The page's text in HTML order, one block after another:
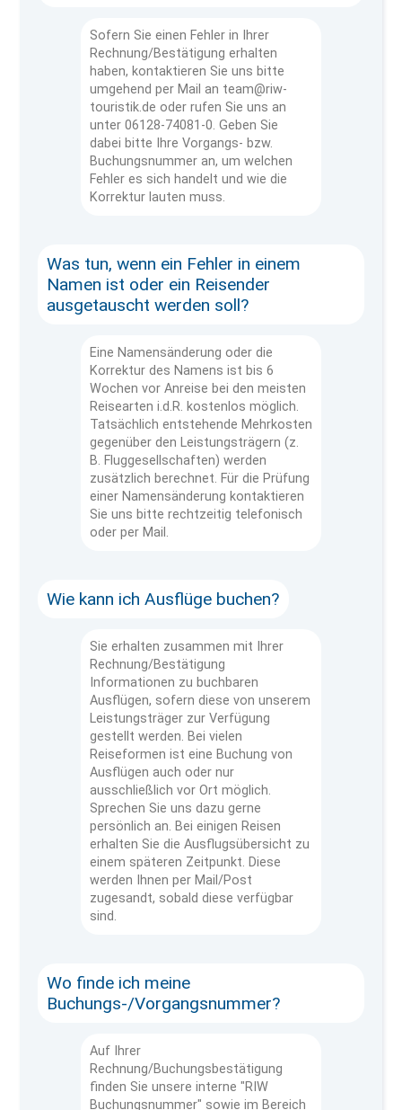
Sofern Sie einen Fehler in Ihrer
Rechnung/Bestätigung erhalten
haben, kontaktieren Sie uns bitte
umgehend per Mail an team@riw-
touristik.de oder rufen Sie uns an
unter 06128-74081-0. Geben Sie
dabei bitte Ihre Vorgangs- bzw.
Buchungsnummer an, um welchen
Fehler es sich handelt und wie die
Korrektur lauten muss.
Was tun, wenn ein Fehler in einem
Namen ist oder ein Reisender
ausgetauscht werden soll?
Eine Namensänderung oder die
Korrektur des Namens ist bis 6
Wochen vor Anreise bei den meisten
Reisearten i.d.R. kostenlos möglich.
Tatsächlich entstehende Mehrkosten
gegenüber den Leistungsträgern (z.
B. Fluggesellschaften) werden
zusätzlich berechnet. Für die Prüfung
einer Namensänderung kontaktieren
Sie uns bitte rechtzeitig telefonisch
oder per Mail.
Wie kann ich Ausflüge buchen?
Sie erhalten zusammen mit Ihrer
Rechnung/Bestätigung
Informationen zu buchbaren
Ausflügen, sofern diese von unserem
Leistungsträger zur Verfügung
gestellt werden. Bei vielen
Reiseformen ist eine Buchung von
Ausflügen auch oder nur
ausschließlich vor Ort möglich.
Sprechen Sie uns dazu gerne
persönlich an. Bei einigen Reisen
erhalten Sie die Ausflugsübersicht zu
einem späteren Zeitpunkt. Diese
werden Ihnen per Mail/Post
zugesandt, sobald diese verfügbar
sind.
Wo finde ich meine
Buchungs-/Vorgangsnummer?
Auf Ihrer
Rechnung/Buchungsbestätigung
finden Sie unsere interne "RIW
Buchungsnummer" sowie im Bereich